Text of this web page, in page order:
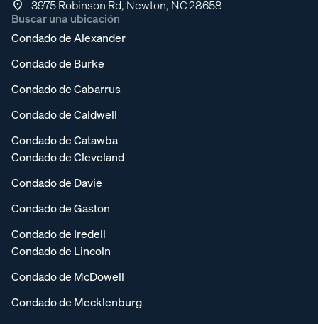
3975 Robinson Rd, Newton, NC 28658
Buscar una ubicación
Condado de Alexander
Condado de Burke
Condado de Cabarrus
Condado de Caldwell
Condado de Catawba
Condado de Cleveland
Condado de Davie
Condado de Gaston
Condado de Iredell
Condado de Lincoln
Condado de McDowell
Condado de Mecklenburg